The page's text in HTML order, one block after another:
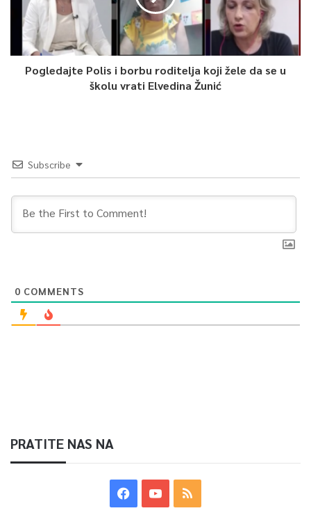
Pogledajte Polis i borbu roditelja koji žele da se u
školu vrati Elvedina Žunić
Subscribe
0 COMMENTS
PRATITE NAS NA